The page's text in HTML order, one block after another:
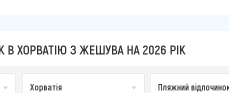
ХОРВАТІЮ З ЖЕШУВА НА 2026 РІК
Хорватія Пляжний